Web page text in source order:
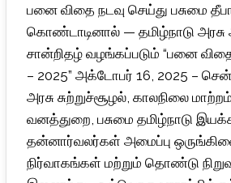
பனை விதை நடவு செய்து பசுமை
கொண்டாடினால் — தமிழ்நாடு
சான்றிதழ் வழங்கப்படும் “பனை
– 2025” அக்டோபர் 16, 2025 –
அரசு சுற்றுச்சூழல், காலநிலை
வனத்துறை, பசுமை தமிழ்நாடு
தன்னார்வலர்கள் அமைப்பு
நிர்வாகங்கள் மற்றும் தொண்டு
கொண்டாடினால்
—
தமிழ்நாடு
அரசு
அங்கீகார
சான்றிதழ்
வழங்கப்படும்